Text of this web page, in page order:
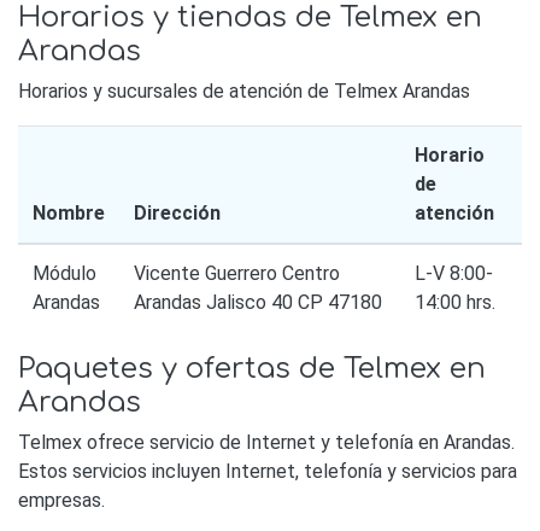
Horarios y tiendas de Telmex en
Arandas
Horarios y sucursales de atención de Telmex Arandas
Nombre Dirección
Horario
de
atención
Módulo
Arandas
Vicente Guerrero Centro
Arandas Jalisco 40 CP 47180
L-V 8:00-
14:00 hrs.
Paquetes y ofertas de Telmex en
Arandas
Telmex ofrece servicio de Internet y telefonía en Arandas.
Estos servicios incluyen Internet, telefonía y servicios para
empresas.